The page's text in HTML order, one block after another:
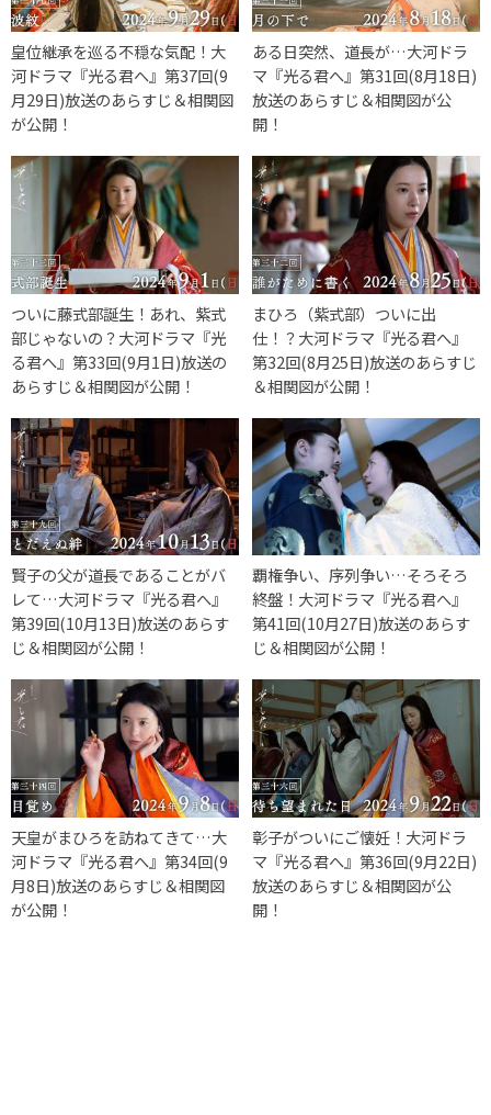
皇位継承を巡る不穏な気配！大
河ドラマ『光る君へ』第37回(9
月29日)放送のあらすじ＆相関図
が公開！
ある日突然、道長が…大河ドラ
マ『光る君へ』第31回(8月18日)
放送のあらすじ＆相関図が公
開！
ついに藤式部誕生！あれ、紫式
部じゃないの？大河ドラマ『光
る君へ』第33回(9月1日)放送の
あらすじ＆相関図が公開！
まひろ（紫式部）ついに出
仕！？大河ドラマ『光る君へ』
第32回(8月25日)放送のあらすじ
＆相関図が公開！
賢子の父が道長であることがバ
レて…大河ドラマ『光る君へ』
第39回(10月13日)放送のあらす
じ＆相関図が公開！
覇権争い、序列争い…そろそろ
終盤！大河ドラマ『光る君へ』
第41回(10月27日)放送のあらす
じ＆相関図が公開！
天皇がまひろを訪ねてきて…大
河ドラマ『光る君へ』第34回(9
月8日)放送のあらすじ＆相関図
が公開！
彰子がついにご懐妊！大河ドラ
マ『光る君へ』第36回(9月22日)
放送のあらすじ＆相関図が公
開！